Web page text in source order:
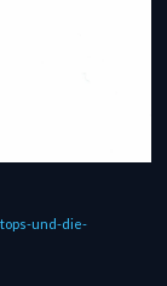
und-die-